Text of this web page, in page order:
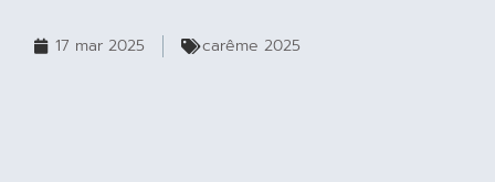
17 mar 2025 carême 2025